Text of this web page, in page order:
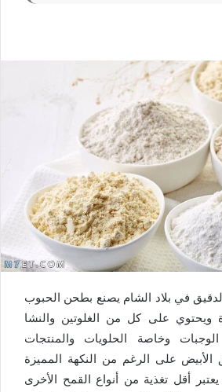
في بلاد الشام يصنع بطحن الحبوب
ويحتوي على كل من الغلوتين والنشا
وخاصة الحلويات والمنتجات
الأبيض على الرغم من النكهة المميزة
يعتبر أقل تغذية من أنواع القمح الأخرى